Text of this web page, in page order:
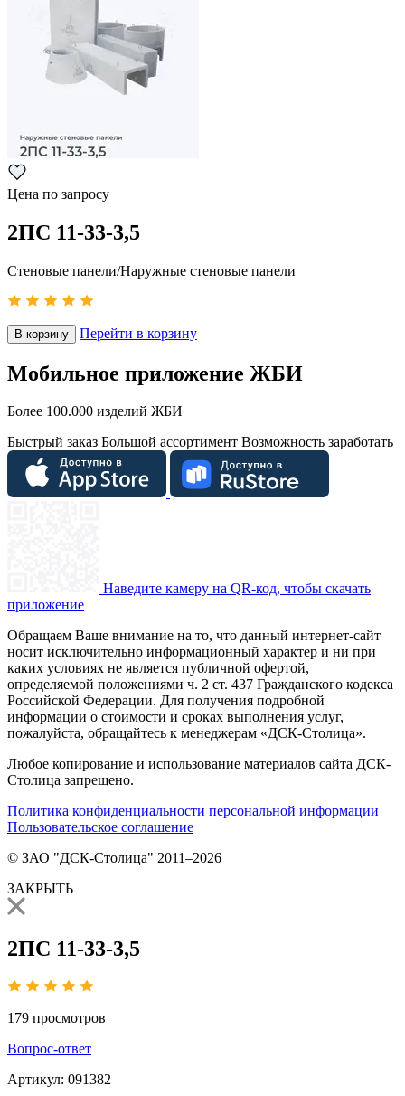
Цена по запросу
2ПС 11-33-3,5
Стеновые панели/Наружные стеновые панели
В корзину Перейти в корзину
Мобильное приложение ЖБИ
Более 100.000 изделий ЖБИ
Быстрый заказ Большой ассортимент Возможность заработать
Наведите камеру на QR-код, чтобы скачать
приложение
Обращаем Ваше внимание на то, что данный интернет-сайт
носит исключительно информационный характер и ни при
каких условиях не является публичной офертой,
определяемой положениями ч. 2 ст. 437 Гражданского кодекса
Российской Федерации. Для получения подробной
информации о стоимости и сроках выполнения услуг,
пожалуйста, обращайтесь к менеджерам «ДСК-Столица».
Любое копирование и использование материалов сайта ДСК-
Столица запрещено.
Политика конфиденциальности персональной информации
Пользовательское соглашение
© ЗАО "ДСК-Столица" 2011–2026
ЗАКРЫТЬ
2ПС 11-33-3,5
179 просмотров
Вопрос-ответ
Артикул: 091382